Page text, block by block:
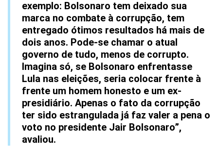
exemplo: Bolsonaro tem deixado sua
marca no combate à corrupção, tem
entregado ótimos resultados há mais de
dois anos. Pode-se chamar o atual
governo de tudo, menos de corrupto.
Imagina só, se Bolsonaro enfrentasse
Lula nas eleições, seria colocar frente à
frente um homem honesto e um ex-
presidiário. Apenas o fato da corrupção
ter sido estrangulada já faz valer a pena o
voto no presidente Jair Bolsonaro”,
avaliou.